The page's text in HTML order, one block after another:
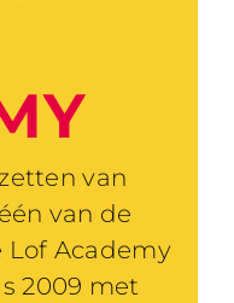
van
van de
Academy
2009 met